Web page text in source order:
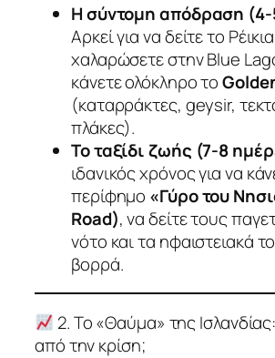
Η σύντομη απόδραση
Αρκεί για να δείτε το
χαλαρώσετε στην Blue
κάνετε ολόκληρο το
(καταρράκτες, geysir,
πλάκες).
Το ταξίδι ζωής (7-8
ιδανικός χρόνος για να
περίφημο «Γύρο του
Road), να δείτε τους
νότο και τα ηφαιστειακά
βορρά.
2. Το «Θαύμα» της
από την κρίση;